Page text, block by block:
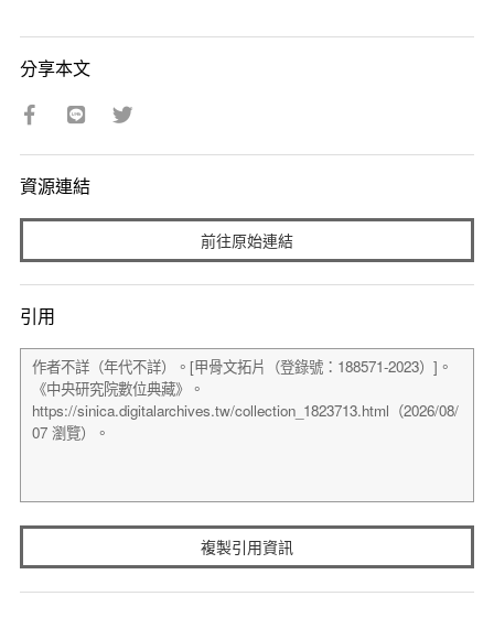
分享本文
資源連結
前往原始連結
引用
複製引用資訊